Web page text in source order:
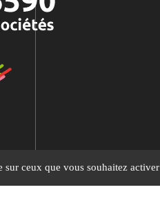
sur ceux que vous souhaitez activer